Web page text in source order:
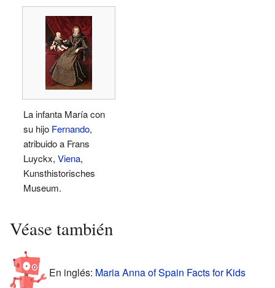
La infanta María con
su hijo Fernando,
atribuido a Frans
Luyckx, Viena,
Kunsthistorisches
Museum.
Véase también
En inglés: Maria Anna of Spain Facts for Kids